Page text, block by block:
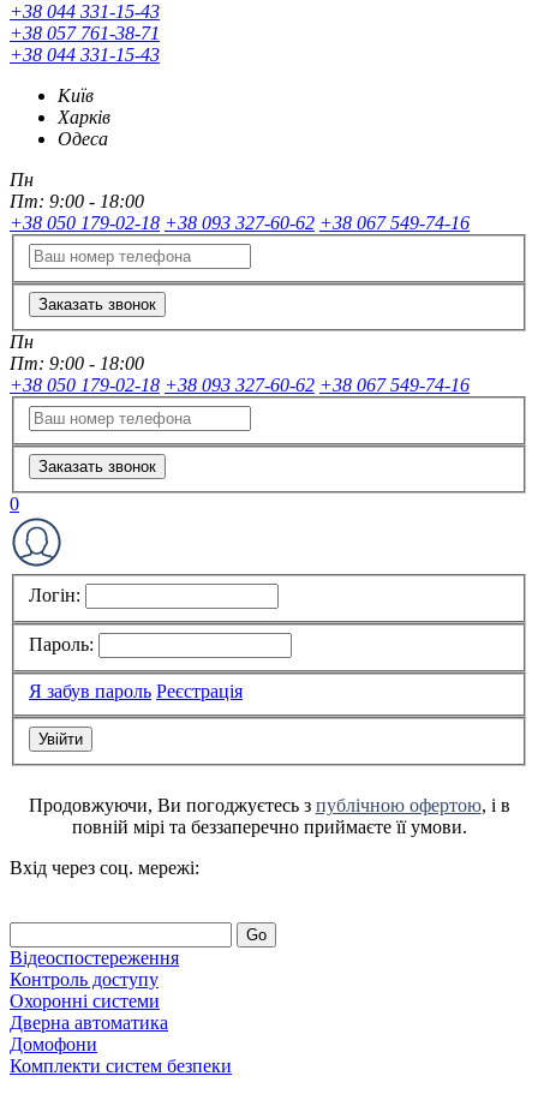
+38 044 331-15-43
+38 057 761-38-71
+38 044 331-15-43
Київ
Харків
Одеса
Пн
Пт: 9:00 - 18:00
+38 050 179-02-18 +38 093 327-60-62 +38 067 549-74-16
Заказать звонок
Пн
Пт: 9:00 - 18:00
+38 050 179-02-18 +38 093 327-60-62 +38 067 549-74-16
Заказать звонок
0
Логін:
Пароль:
Я забув пароль Реєстрація
Продовжуючи, Ви погоджуєтесь з публічною офертою, і в
повній мірі та беззаперечно приймаєте її умови.
Вхід через соц. мережі:
Go
Відеоспостереження
Контроль доступу
Охоронні системи
Дверна автоматика
Домофони
Комплекти систем безпеки